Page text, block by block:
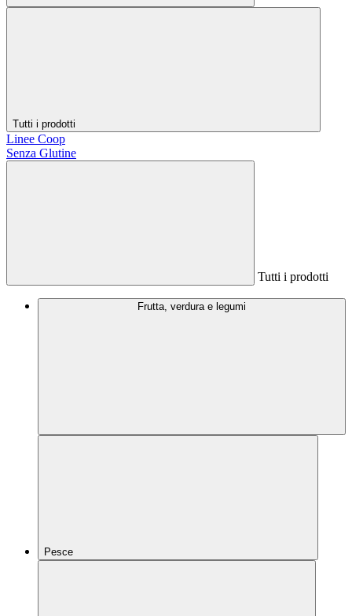
Tutti i prodotti
Linee Coop
Senza Glutine
Tutti i prodotti
Frutta, verdura e legumi
Pesce